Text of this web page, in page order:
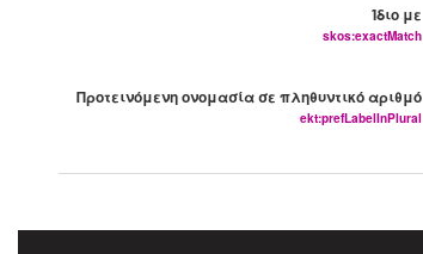
Ίδιο με
skos:exactMatch
Προτεινόμενη ονομασία σε πληθυντικό αριθμό
ekt:prefLabelInPlural